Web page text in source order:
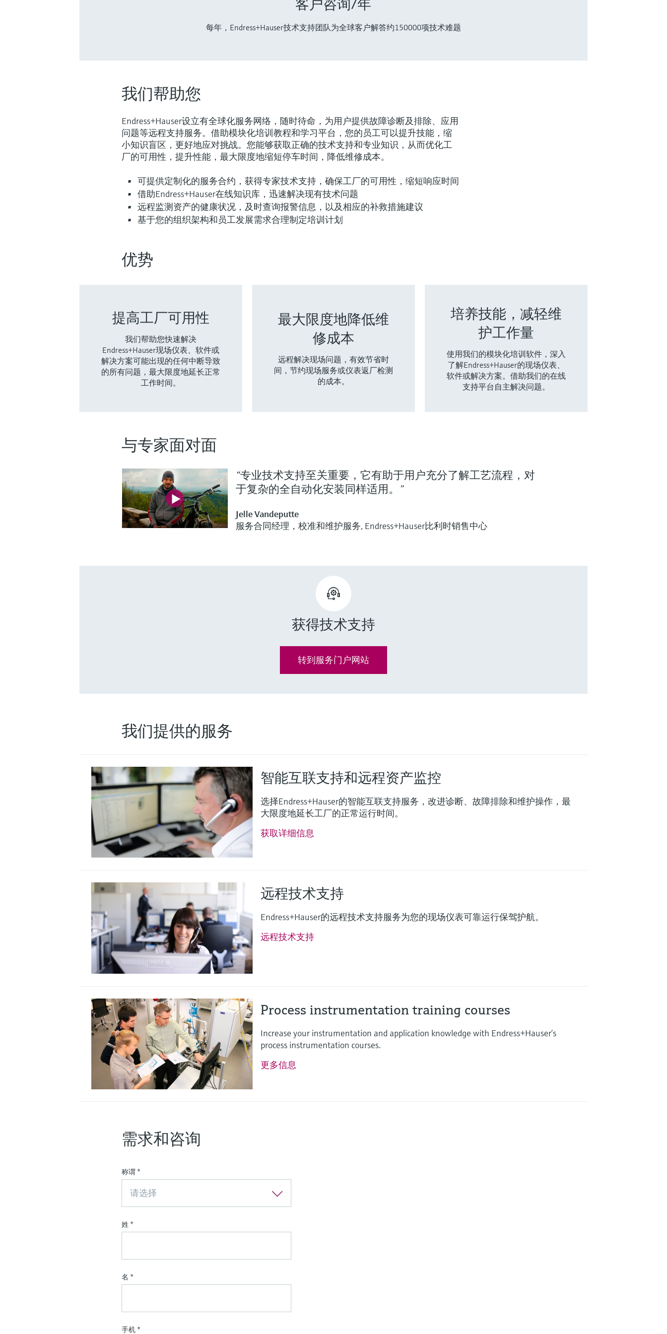
客户咨询/年
每年，Endress+Hauser技术支持团队为全球客户解答约150000项技术难题
我们帮助您
Endress+Hauser设立有全球化服务网络，随时待命，为用户提供故障诊断及排除、应用
问题等远程支持服务。借助模块化培训教程和学习平台，您的员工可以提升技能，缩
小知识盲区，更好地应对挑战。您能够获取正确的技术支持和专业知识，从而优化工
厂的可用性，提升性能，最大限度地缩短停车时间，降低维修成本。
可提供定制化的服务合约，获得专家技术支持，确保工厂的可用性，缩短响应时间
借助Endress+Hauser在线知识库，迅速解决现有技术问题
远程监测资产的健康状况，及时查询报警信息，以及相应的补救措施建议
基于您的组织架构和员工发展需求合理制定培训计划
优势
提高工厂可用性
我们帮助您快速解决
Endress+Hauser现场仪表、软件或
解决方案可能出现的任何中断导致
的所有问题，最大限度地延长正常
工作时间。
最大限度地降低维
修成本
远程解决现场问题，有效节省时
间，节约现场服务或仪表返厂检测
的成本。
培养技能，减轻维
护工作量
使用我们的模块化培训软件，深入
了解Endress+Hauser的现场仪表、
软件或解决方案。借助我们的在线
支持平台自主解决问题。
与专家面对面
“专业技术支持至关重要，它有助于用户充分了解工艺流程，对
于复杂的全自动化安装同样适用。”
Jelle Vandeputte
服务合同经理，校准和维护服务, Endress+Hauser比利时销售中心
获得技术支持
转到服务门户网站
我们提供的服务
智能互联支持和远程资产监控
选择Endress+Hauser的智能互联支持服务，改进诊断、故障排除和维护操作，最
大限度地延长工厂的正常运行时间。
获取详细信息
远程技术支持
Endress+Hauser的远程技术支持服务为您的现场仪表可靠运行保驾护航。
远程技术支持
Process instrumentation training courses
Increase your instrumentation and application knowledge with Endress+Hauser’s
process instrumentation courses.
更多信息
需求和咨询
称谓 *
请选择
姓 *
名 *
手机 *